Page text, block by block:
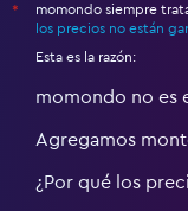
*
momondo siempre
los precios no están
Esta es la razón:
momondo no es
Agregamos
¿Por qué los